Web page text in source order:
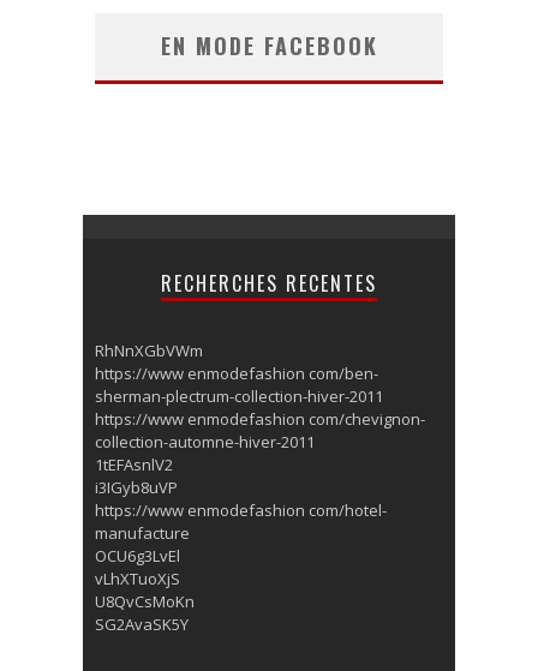
EN MODE FACEBOOK
RECHERCHES RECENTES
RhNnXGbVWm
https://www enmodefashion com/ben-
sherman-plectrum-collection-hiver-2011
https://www enmodefashion com/chevignon-
collection-automne-hiver-2011
1tEFAsnlV2
i3IGyb8uVP
https://www enmodefashion com/hotel-
manufacture
OCU6g3LvEl
vLhXTuoXjS
U8QvCsMoKn
SG2AvaSK5Y